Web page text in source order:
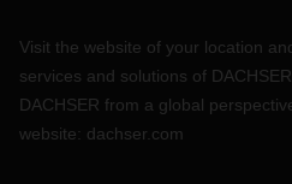
Visit the website of your location
services and solutions of
DACHSER from a global
website: dachser.com